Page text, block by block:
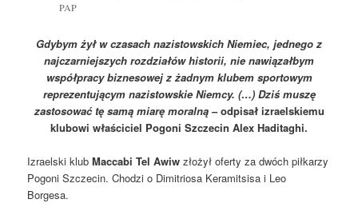
PAP
Gdybym żył w czasach nazistowskich Niemiec, jednego z
najczarniejszych rozdziałów historii, nie nawiązałbym
współpracy biznesowej z żadnym klubem sportowym
reprezentującym nazistowskie Niemcy. (…) Dziś muszę
zastosować tę samą miarę moralną– odpisał izraelskiemu
klubowi właściciel Pogoni Szczecin Alex Haditaghi.
Izraelski klubMaccabi Tel Awiwzłożył oferty za dwóch piłkarzy
Pogoni Szczecin. Chodzi o Dimitriosa Keramitsisa i Leo
Borgesa.